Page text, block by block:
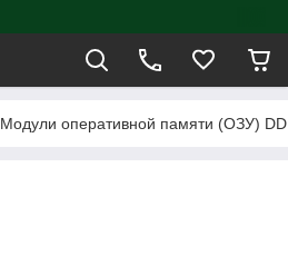
Модули оперативной памяти (ОЗУ)